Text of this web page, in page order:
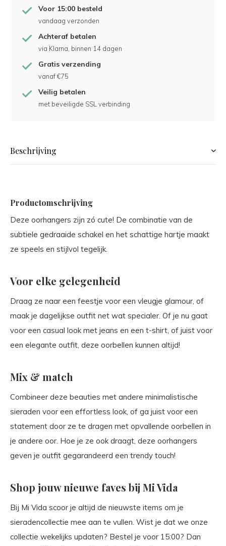
Voor 15:00 besteld
vandaag verzonden
Achteraf betalen
via Klarna, binnen 14 dagen
Gratis verzending
vanaf €75
Veilig betalen
met beveiligde SSL verbinding
Beschrijving
Productomschrijving
Deze oorhangers zijn zó cute! De combinatie van de
subtiele gedraaide schakel en het schattige hartje maakt
ze speels en stijlvol tegelijk.
Voor elke gelegenheid
Draag ze naar een feestje voor een vleugje glamour, of
maak je dagelijkse outfit net wat specialer. Of je nu gaat
voor een casual look met jeans en een t-shirt, of juist voor
een elegante outfit, deze oorbellen kunnen altijd!
Mix & match
Combineer deze beauties met andere minimalistische
sieraden voor een effortless look, of ga juist voor een
statement door ze te dragen met opvallende oorbellen in
je andere oor. Hoe je ze ook draagt, deze oorhangers
geven je outfit gegarandeerd een trendy touch!
Shop jouw nieuwe faves bij Mi Vida
Bij Mi Vida scoor je altijd de nieuwste items om je
sieradencollectie mee aan te vullen. Wist je dat we onze
collectie wekelijks updaten? Bestel je voor 15:00? Dan